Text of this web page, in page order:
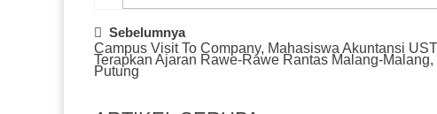
Post
Navigation
Sebelumnya
Campus Visit To Company, Mahasiswa Akuntansi UST
Terapkan Ajaran Rawe-Rawe Rantas Malang-Malang,
Putung